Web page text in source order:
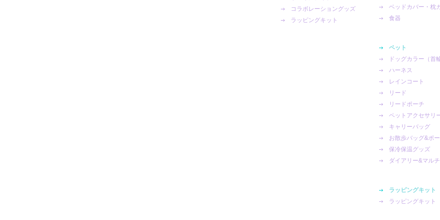
コラボレーショングッズ
ラッピングキット
ベッドカバー・枕
食器
ペット
ドッグカラー（首
ハーネス
レインコート
リード
リードポーチ
ペットアクセサリ
キャリーバッグ
お散歩バッグ&ポ
保冷保温グッズ
ダイアリー&マル
ラッピングキット
ラッピングキット